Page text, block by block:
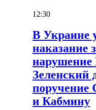
12:30
В Украине
наказание
Зеленский
и Кабмину